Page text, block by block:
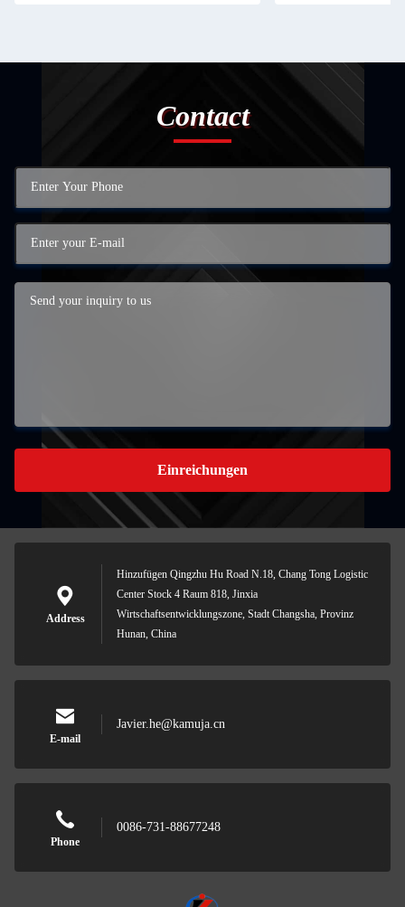
Contact
Einreichungen
Address
Hinzufügen Qingzhu Hu Road N.18, Chang Tong Logistic
Center Stock 4 Raum 818, Jinxia
Wirtschaftsentwicklungszone, Stadt Changsha, Provinz
Hunan, China
E-mail
Javier.he@kamuja.cn
Phone
0086-731-88677248